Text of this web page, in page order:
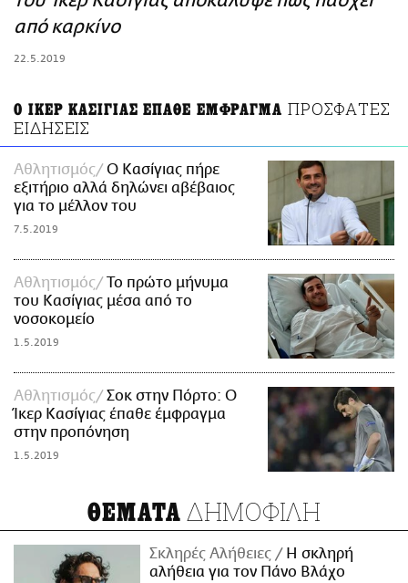
ΑΜΠΑ
από καρκίνο
22.5.2019
Ο ΙΚΕΡ ΚΑΣΙΓΙΑΣ ΕΠΑΘΕ ΕΜΦΡΑΓΜΑ ΠΡΟΣΦΑΤΕΣ
ΕΙΔΗΣΕΙΣ
Αθλητισμός
O Κασίγιας πήρε
εξιτήριο αλλά δηλώνει αβέβαιος
για το μέλλον του
7.5.2019
Αθλητισμός
To πρώτο μήνυμα
του Κασίγιας μέσα από το
νοσοκομείο
1.5.2019
Αθλητισμός
Σοκ στην Πόρτο: Ο
Ίκερ Κασίγιας έπαθε έμφραγμα
στην προπόνηση
1.5.2019
ΘΕΜΑΤΑ ΔΗΜΟΦΙΛΗ
Σκληρές Αλήθειες
H σκληρή
αλήθεια για τον Πάνο Βλάχο